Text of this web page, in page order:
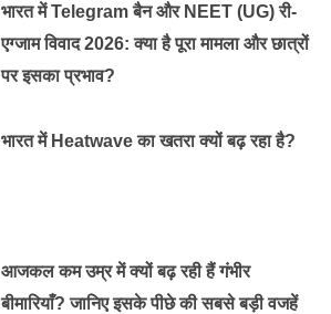
भारत में Telegram बैन और NEET (UG) री-
एग्जाम विवाद 2026: क्या है पूरा मामला और छात्रों
पर इसका प्रभाव?
भारत में Heatwave का खतरा क्यों बढ़ रहा है?
आजकल कम उम्र में क्यों बढ़ रही हैं गंभीर
बीमारियाँ? जानिए इसके पीछे की सबसे बड़ी वजहें